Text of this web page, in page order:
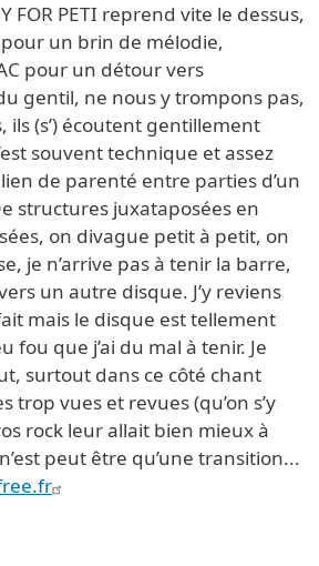
FOR PETI reprend vite le dessus,
pour un brin de mélodie,
pour un détour vers
du gentil, ne nous y trompons pas,
ils (s’) écoutent gentillement
souvent technique et assez
de parenté entre parties d’un
structures juxataposées en
on divague petit à petit, on
je n’arrive pas à tenir la barre,
un autre disque. J’y reviens
mais le disque est tellement
fou que j’ai du mal à tenir. Je
surtout dans ce côté chant
trop vues et revues (qu’on s’y
rock leur allait bien mieux à
peut être qu’une transition...